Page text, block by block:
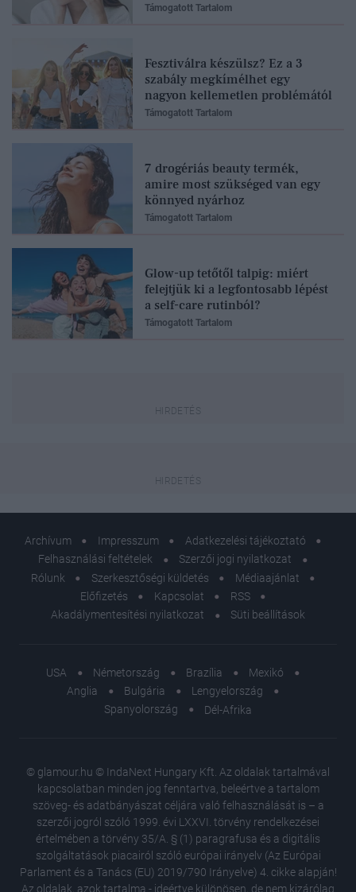
Támogatott Tartalom
Fesztiválra készülsz? Ez a 3
szabály megkímélhet egy
nagyon kellemetlen problémától
Támogatott Tartalom
7 drogériás beauty termék,
amire most szükséged van egy
könnyed nyárhoz
Támogatott Tartalom
Glow-up tetőtől talpig: miért
felejtjük ki a legfontosabb lépést
a self-care rutinból?
Támogatott Tartalom
Archívum Impresszum
Adatkezelési tájékoztató
Felhasználási feltételek
Szerzői jogi nyilatkozat
Rólunk
Szerkesztőségi küldetés
Médiaajánlat
Előfizetés
Kapcsolat
RSS
Akadálymentesítési nyilatkozat
Süti beállítások
USA Németország Brazília
Mexikó
Anglia
Bulgária
Lengyelország
Spanyolország
Dél-Afrika
© glamour.hu © IndaNext Hungary Kft. Az oldalak tartalmával
kapcsolatban minden jog fenntartva, beleértve a tartalom
szöveg- és adatbányászat céljára való felhasználását is – a
szerzői jogról szóló 1999. évi LXXVI. törvény rendelkezései
értelmében a törvény 35/A. § (1) paragrafusa és a digitális
szolgáltatások piacairól szóló európai irányelv (Az Európai
Parlament és a Tanács (EU) 2019/790 Irányelve) 4. cikke alapján!
Az oldalak, azok tartalma - ideértve különösen, de nem kizárólag